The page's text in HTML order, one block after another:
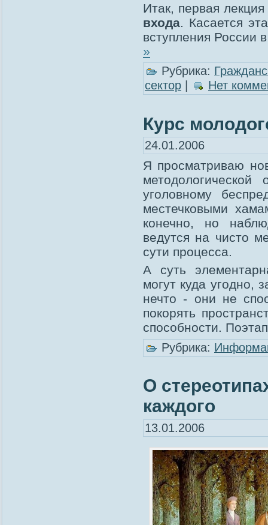
Итак, первая
входа . Касается
вступления России
»
Рубрика:
сектор
Нет
Курс
24.01.2006
Я просматриваю
методологической
уголовному
местечковыми
конечно, но
ведутся на чисто
сути процесса.
А суть
могут куда угодно,
нечто - они не
покорять
способности.
Рубрика:
О
каждого
13.01.2006